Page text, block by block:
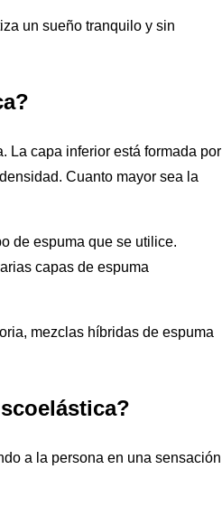
un sueño tranquilo y sin
La capa inferior está formada por
Cuanto mayor sea la
de espuma que se utilice.
capas de espuma
mezclas híbridas de espuma
a la persona en una sensación